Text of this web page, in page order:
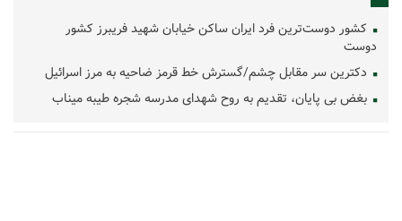
کشور دوست‌ترین فرد ایران ساکن خیابان شهید فریبرز کشور
دوست
دکترین سر مقابل چشم/گسترش خط قرمز ضاحیه به مرز اسرائیل
بغض بی پایان، تقدیم به روح شهدای مدرسه شجره طیبه میناب